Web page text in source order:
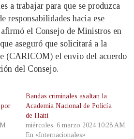
a trabajar para que se produzca
responsabilidades hacia ese
el Consejo de Ministros en
aseguró que solicitará a la
(CARICOM) el envío del acuerdo
del Consejo.
por
Bandas criminales asaltan la
Academia Nacional de Policía
de Haití
miércoles, 6 marzo 2024 10:28 AM
En «Internacionales»